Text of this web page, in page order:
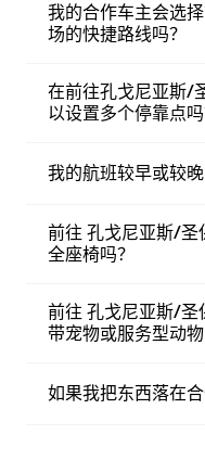
我的合作车主会选
场的快捷路线吗？
在前往孔戈尼亚斯/
以设置多个停靠点吗
我的航班较早或较
前往 孔戈尼亚斯/圣
全座椅吗？
前往 孔戈尼亚斯/圣
带宠物或服务型动物
如果我把东西落在